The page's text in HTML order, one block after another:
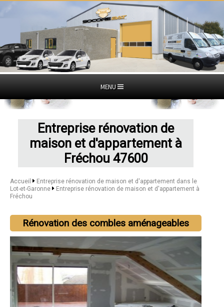
MENU
Entreprise rénovation de
maison et d'appartement à
Fréchou 47600
Accueil
Entreprise rénovation de maison et d'appartement dans le
Lot-et-Garonne
Entreprise rénovation de maison et d'appartement à
Fréchou
Rénovation des combles aménageables